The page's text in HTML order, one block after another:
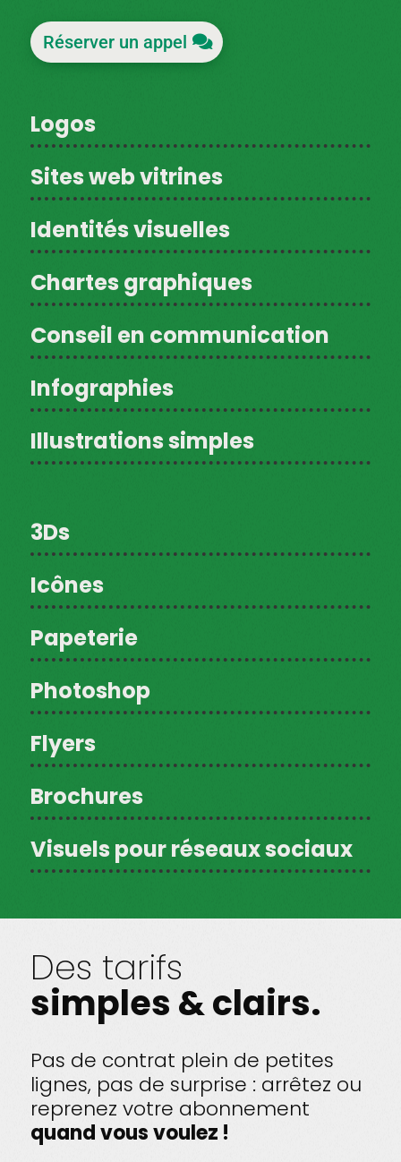
Réserver un appel
Logos
Sites web vitrines
Identités visuelles
Chartes graphiques
Conseil en communication
Infographies
Illustrations simples
3Ds
Icônes
Papeterie
Photoshop
Flyers
Brochures
Visuels pour réseaux sociaux
Des tarifs
simples & clairs.
Pas de contrat plein de petites
lignes, pas de surprise : arrêtez ou
reprenez votre abonnement
quand vous voulez !